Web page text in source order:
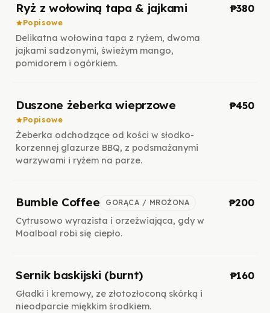
Ryż z wołowiną tapa & jajkami
Popisowe
₱380
Delikatna wołowina tapa z ryżem, dwoma
jajkami sadzonymi, świeżym mango,
pomidorem i ogórkiem.
Duszone żeberka wieprzowe
Popisowe
₱450
Żeberka odchodzące od kości w słodko-
korzennej glazurze BBQ, z podsmażanymi
warzywami i ryżem na parze.
Bumble Coffee GORĄCA / MROŻONA ₱200
Cytrusowo wyrazista i orzeźwiająca, gdy w
Moalboal robi się ciepło.
Sernik baskijski (burnt) ₱160
Gładki i kremowy, ze złotozłoconą skórką i
nieodparcie miękkim środkiem.